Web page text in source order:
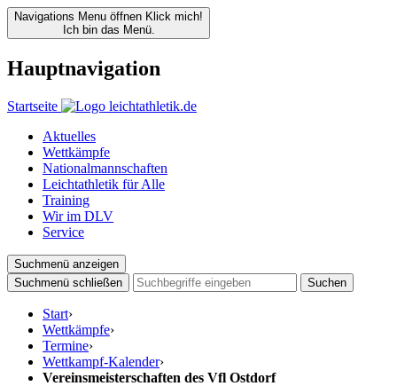
Navigations Menu öffnen Klick mich!
Ich bin das Menü.
Hauptnavigation
Startseite
Aktuelles
Wettkämpfe
Nationalmannschaften
Leichtathletik für Alle
Training
Wir im DLV
Service
Suchmenü anzeigen
Suchmenü schließen
Suchen
Start›
Wettkämpfe›
Termine›
Wettkampf-Kalender›
Vereinsmeisterschaften des Vfl Ostdorf